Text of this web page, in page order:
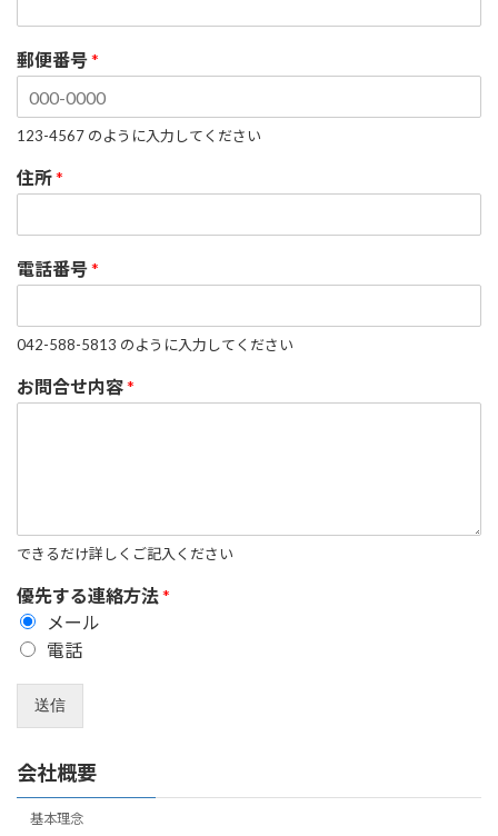
郵便番号*
123-4567 のように入力してください
住所*
電話番号*
042-588-5813 のように入力してください
お問合せ内容*
できるだけ詳しくご記入ください
優先する連絡方法*
メール
電話
送信
会社概要
基本理念